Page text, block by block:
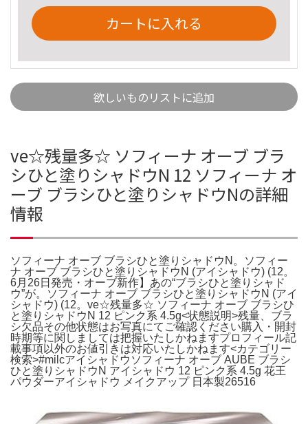
カートに入れる
欲しいものリストに追加
ve☆残量多☆ ソフィーナ オーブ ブラ
シひと塗りシャドウN 12 ソフィーナ オ
ーブ ブラシひと塗りシャドウNの詳細
情報
ソフィーナ オーブ ブラシひと塗りシャドウN。ソフィー
ナ オーブ ブラシひと塗りシャドウN (アイシャドウ) (12。
6月26日発売・オーブ新作】あの“ブラシひと塗りシャド
ウ”が。ソフィーナ オーブ ブラシひと塗りシャドウN (アイ
シャドウ) (12。ve☆残量多☆ ソフィーナ オーブ ブラシひ
と塗りシャドウN 12 ピンク系 4.5g<状態説明>残量、ブラ
シ欠品その他状態はお写真にてご確認ください購入・開封
時期等に関しましては把握いたしかねますプロフィール記
載事項以外のお値引きは対応いたしかねます<カテゴリー
検索>#milcアイシャドウソフィーナ オーブ AUBE ブラシ
ひと塗りシャドウN アイシャドウ 12 ピンク系 4.5g 花王
パウダーアイシャドウ メイクアップ 日本製26516